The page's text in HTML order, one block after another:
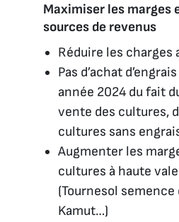
Maximiser les marges
sources de revenus
Réduire les charges
Pas d’achat
année 2024 du fait
vente des cultures,
cultures sans
Augmenter les
cultures à haute
(Tournesol semence
Kamut…)